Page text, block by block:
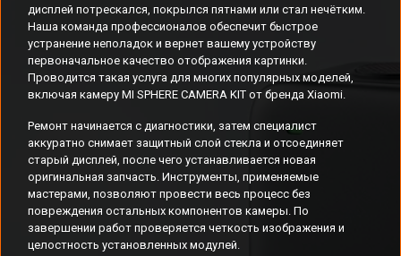
дисплей потрескался, покрылся пятнами или стал нечётким.
Наша команда профессионалов обеспечит быстрое
устранение неполадок и вернет вашему устройству
первоначальное качество отображения картинки.
Проводится такая услуга для многих популярных моделей,
включая камеру MI SPHERE CAMERA KIT от бренда Xiaomi.
Ремонт начинается с диагностики, затем специалист
аккуратно снимает защитный слой стекла и отсоединяет
старый дисплей, после чего устанавливается новая
оригинальная запчасть. Инструменты, применяемые
мастерами, позволяют провести весь процесс без
повреждения остальных компонентов камеры. По
завершении работ проверяется четкость изображения и
целостность установленных модулей.